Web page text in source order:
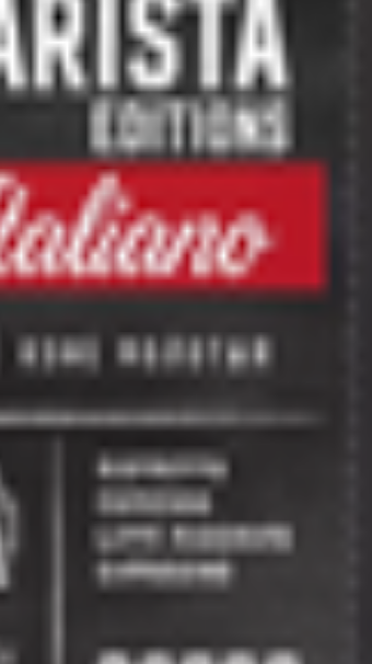
с/с, аг. Вишневка, ул.Восточная,6.